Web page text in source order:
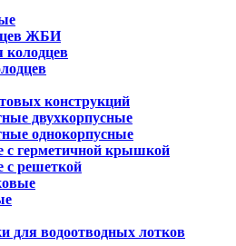
ЖБИ
колодцев
конструкций
двухкорпусные
однокорпусные
с герметичной крышкой
с решеткой
для водоотводных лотков